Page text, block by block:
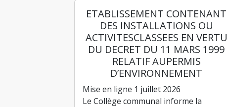
ETABLISSEMENT CONTENANT
DES INSTALLATIONS OU
ACTIVITESCLASSEES EN VERTU
DU DECRET DU 11 MARS 1999
RELATIF AUPERMIS
D’ENVIRONNEMENT
Mise en ligne 1 juillet 2026
Le Collège communal informe la